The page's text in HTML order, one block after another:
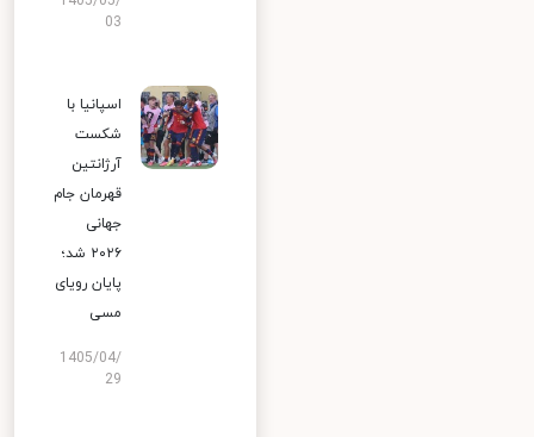
03
اسپانیا با
شکست
آرژانتین
قهرمان جام
جهانی
۲۰۲۶ شد؛
پایان رویای
مسی
1405/04/
29